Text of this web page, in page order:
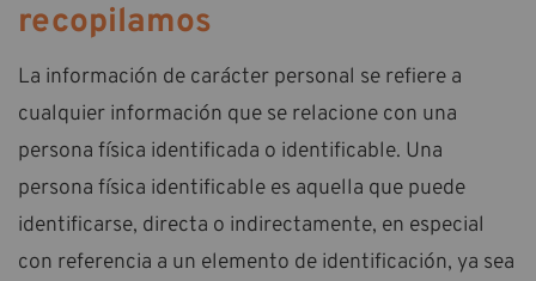
recopilamos
La información de carácter personal se refiere a
cualquier información que se relacione con una
persona física identificada o identificable. Una
persona física identificable es aquella que puede
identificarse, directa o indirectamente, en especial
con referencia a un elemento de identificación, ya sea